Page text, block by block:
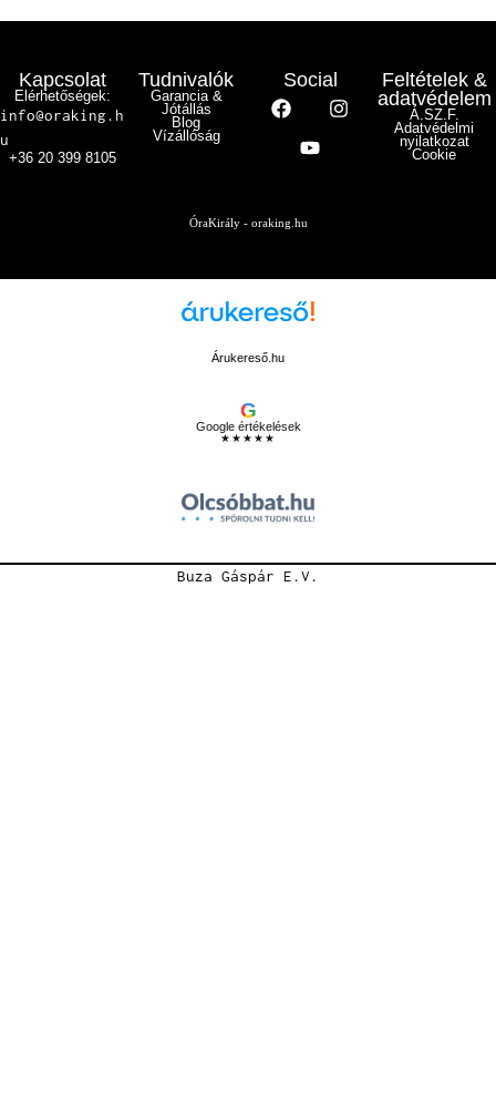
Kapcsolat
Elérhetőségek:
info@oraking.h
u
+36 20 399 8105
Tudnivalók
Garancia &
Jótállás
Blog
Vízállóság
Social
Feltételek &
adatvédelem
Á.SZ.F.
Adatvédelmi
nyilatkozat
Cookie
ÓraKirály - oraking.hu
Árukereső.hu
G
Google értékelések
★★★★★
Buza Gáspár E.V.